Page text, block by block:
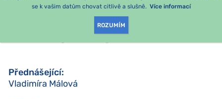
se k vašim datům chovat citlivě a slušně. Více informací
ROZUMÍM
Z2 - DETOXIKACE PODLE
PENTAGRAMU
Přednášející:
Vladimíra Málová